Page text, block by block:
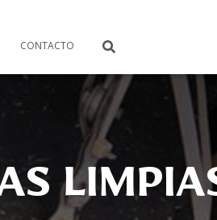
CONTACTO